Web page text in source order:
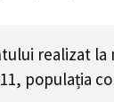
realizat la
populația